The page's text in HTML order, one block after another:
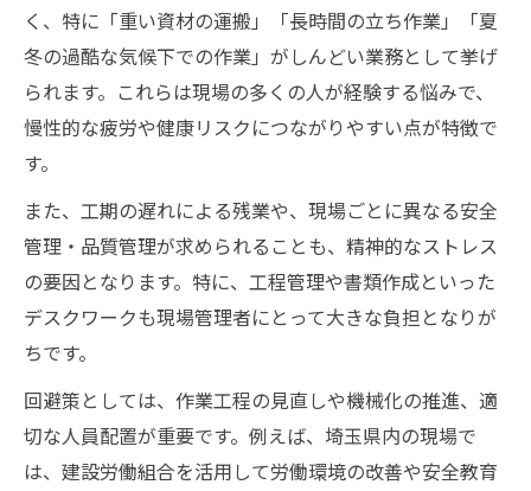
く、特に「重い資材の運搬」「長時間の立ち作業」「夏
冬の過酷な気候下での作業」がしんどい業務として挙げ
られます。これらは現場の多くの人が経験する悩みで、
慢性的な疲労や健康リスクにつながりやすい点が特徴で
す。
また、工期の遅れによる残業や、現場ごとに異なる安全
管理・品質管理が求められることも、精神的なストレス
の要因となります。特に、工程管理や書類作成といった
デスクワークも現場管理者にとって大きな負担となりが
ちです。
回避策としては、作業工程の見直しや機械化の推進、適
切な人員配置が重要です。例えば、埼玉県内の現場で
は、建設労働組合を活用して労働環境の改善や安全教育